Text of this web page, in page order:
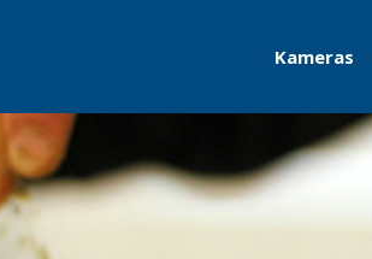
Kameras
Travelcams